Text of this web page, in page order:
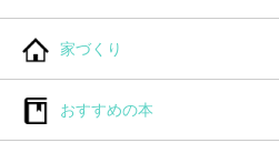
家づくり
おすすめの本